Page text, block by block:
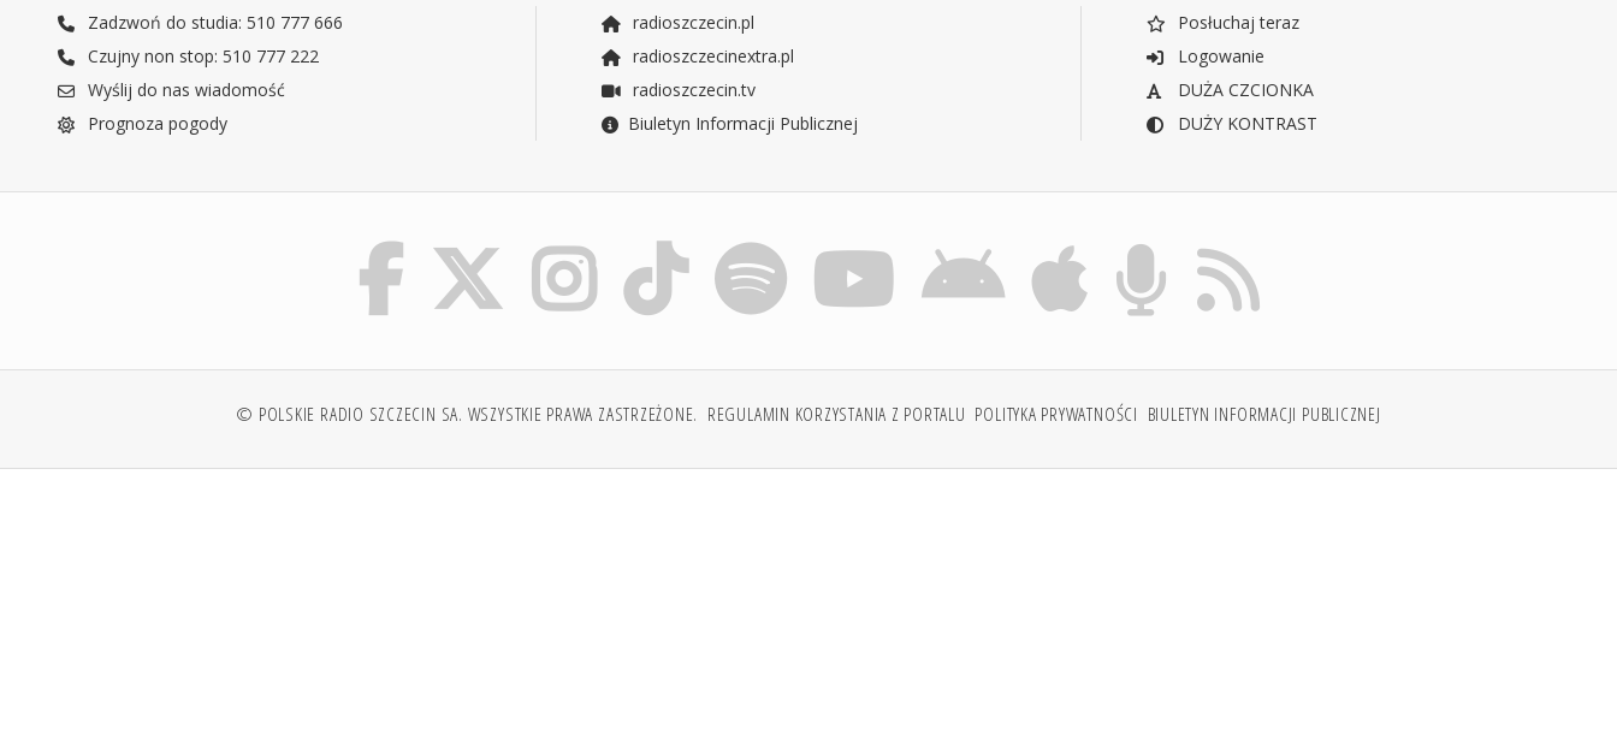
Zadzwoń do studia: 510 777 666
Czujny non stop: 510 777 222
Wyślij do nas wiadomość
Prognoza pogody
radioszczecin.pl
radioszczecinextra.pl
radioszczecin.tv
Biuletyn Informacji Publicznej
Posłuchaj teraz
Logowanie
DUŻA CZCIONKA
DUŻY KONTRAST
© POLSKIE RADIO SZCZECIN SA. WSZYSTKIE PRAWA ZASTRZEŻONE. REGULAMIN KORZYSTANIA Z PORTALU POLITYKA PRYWATNOŚCI BIULETYN INFORMACJI PUBLICZNEJ